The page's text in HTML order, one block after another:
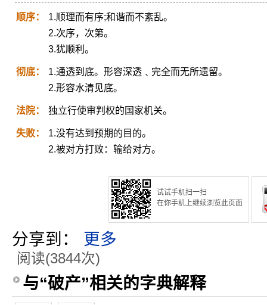
顺序：
1.顺理而有序;和谐而不紊乱。
2.次序，次第。
3.犹顺利。
彻底：
1.通透到底。形容深透﹑完全而无所遗留。
2.形容水清见底。
法院： 独立行使审判权的国家机关。
失败：
1.没有达到预期的目的。
2.被对方打败：输给对方。
试试手机扫一扫
在你手机上继续浏览此页面
分享到： 更多
阅读(3844次)
与“破产”相关的字典解释